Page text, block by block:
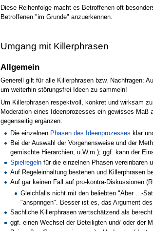
Diese Reihenfolge macht es Betroffenen oft
Betroffenen "im Grunde" anzuerkennen.
Umgang mit Killerphrasen
Allgemein
Generell gilt für alle Killerphrasen bzw. Nachfragen:
um weiterhin störungsfrei Ideen zu sammeln!
Um Killerphrasen respektvoll, konkret und wirksam
Moderation eines Ideenprozesses ein gewisses
gegenseitig ergänzen:
Die einzelnen Phasen des Ideenprozesses klar
Bei der Auswahl der Vorgehensweise und der
gemischte Hierarchien, u.W.m.); ggf. kann der
Spielregeln für die einzelnen Phasen vereinbaren
Auf Regeleinhaltung bestehen und Killerphrasen
Auf gar keinen Fall auf pro-kontra-Diskussionen
Gleichfalls nicht mit den beliebten "Aber ...-
"anspringen". Besser ist es, das Argument
Sachliche Killerphrasen wertschätzend als
ggf. einen Wechsel der Beteiligten und/ oder der